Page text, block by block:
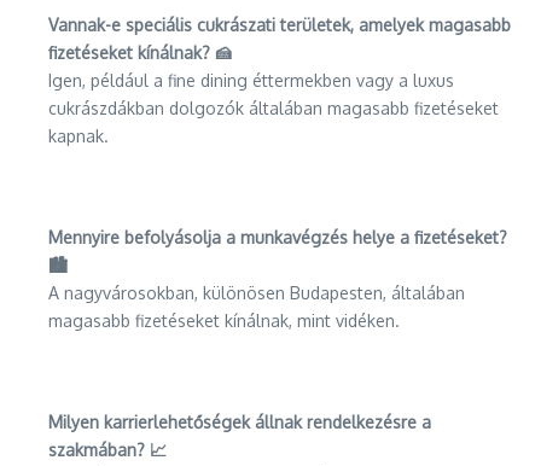
Vannak-e speciális cukrászati területek, amelyek magasabb
fizetéseket kínálnak? 🍰
Igen, például a fine dining éttermekben vagy a luxus
cukrászdákban dolgozók általában magasabb fizetéseket
kapnak.
Mennyire befolyásolja a munkavégzés helye a fizetéseket?
🏙️
A nagyvárosokban, különösen Budapesten, általában
magasabb fizetéseket kínálnak, mint vidéken.
Milyen karrierlehetőségek állnak rendelkezésre a
szakmában? 📈